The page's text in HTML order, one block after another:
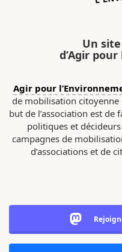
Un
d’Agir
Agir pour
de mobilisation citoyenne
but de l’association est de
politiques et
campagnes de
d’associations et de